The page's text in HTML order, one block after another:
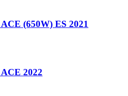
(650W) ES 2021
2022